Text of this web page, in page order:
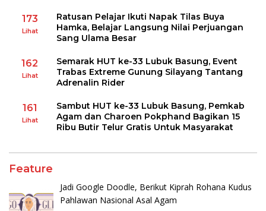
173
Lihat
Ratusan Pelajar Ikuti Napak Tilas Buya
Hamka, Belajar Langsung Nilai Perjuangan
Sang Ulama Besar
162
Lihat
Semarak HUT ke-33 Lubuk Basung, Event
Trabas Extreme Gunung Silayang Tantang
Adrenalin Rider
161
Lihat
Sambut HUT ke-33 Lubuk Basung, Pemkab
Agam dan Charoen Pokphand Bagikan 15
Ribu Butir Telur Gratis Untuk Masyarakat
Feature
Jadi Google Doodle, Berikut Kiprah Rohana Kudus
Pahlawan Nasional Asal Agam